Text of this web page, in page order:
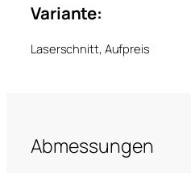
Variante:
Laserschnitt, Aufpreis
Abmessungen